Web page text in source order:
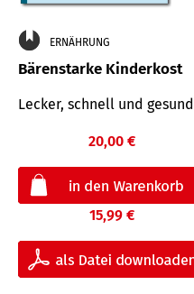
ERNÄHRUNG
Bärenstarke Kinderkost
Lecker, schnell und gesund
20,00 €
15,99 €